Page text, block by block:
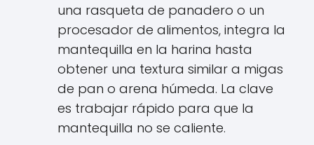
una rasqueta de panadero o un
procesador de alimentos, integra la
mantequilla en la harina hasta
obtener una textura similar a migas
de pan o arena húmeda. La clave
es trabajar rápido para que la
mantequilla no se caliente.